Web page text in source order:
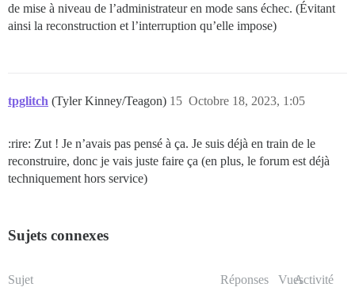
de mise à niveau de l’administrateur en mode sans échec. (Évitant
ainsi la reconstruction et l’interruption qu’elle impose)
tpglitch (Tyler Kinney/Teagon) Octobre 18, 2023, 1:05
15
:rire: Zut ! Je n’avais pas pensé à ça. Je suis déjà en train de le
reconstruire, donc je vais juste faire ça (en plus, le forum est déjà
techniquement hors service)
Sujets connexes
Sujet Réponses VuesActivité